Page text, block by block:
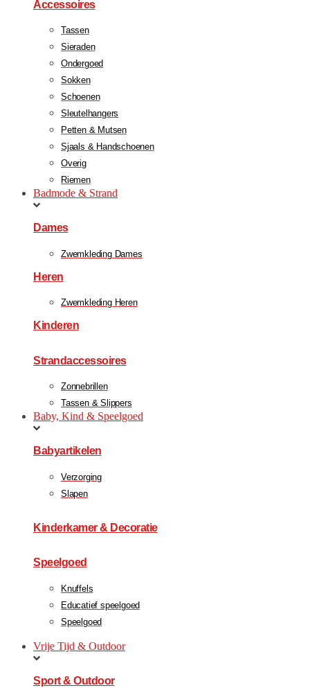
Accessoires
Tassen
Sieraden
Ondergoed
Sokken
Schoenen
Sleutelhangers
Petten & Mutsen
Sjaals & Handschoenen
Overig
Riemen
Badmode & Strand
Dames
Zwemkleding Dames
Heren
Zwemkleding Heren
Kinderen
Strandaccessoires
Zonnebrillen
Tassen & Slippers
Baby, Kind & Speelgoed
Babyartikelen
Verzorging
Slapen
Kinderkamer & Decoratie
Speelgoed
Knuffels
Educatief speelgoed
Speelgoed
Vrije Tijd & Outdoor
Sport & Outdoor